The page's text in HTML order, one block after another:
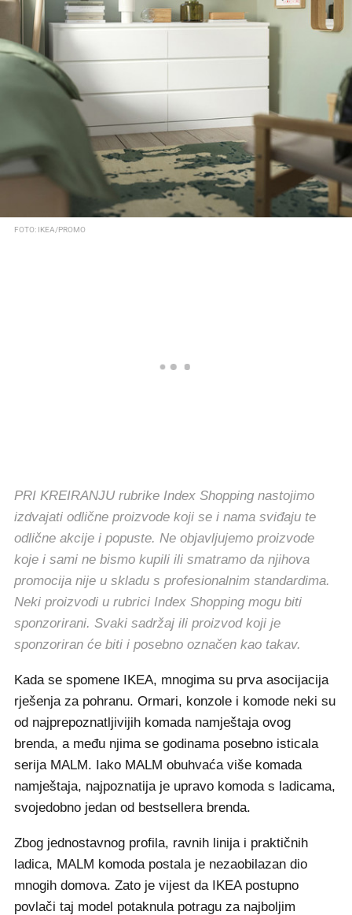
FOTO: IKEA/PROMO
PRI KREIRANJU rubrike Index Shopping nastojimo
izdvajati odlične proizvode koji se i nama sviđaju te
odlične akcije i popuste. Ne objavljujemo proizvode
koje i sami ne bismo kupili ili smatramo da njihova
promocija nije u skladu s profesionalnim standardima.
Neki proizvodi u rubrici Index Shopping mogu biti
sponzorirani. Svaki sadržaj ili proizvod koji je
sponzoriran će biti i posebno označen kao takav.
Kada se spomene IKEA, mnogima su prva asocijacija
rješenja za pohranu. Ormari, konzole i komode neki su
od najprepoznatljivijih komada namještaja ovog
brenda, a među njima se godinama posebno isticala
serija MALM. Iako MALM obuhvaća više komada
namještaja, najpoznatija je upravo komoda s ladicama,
svojedobno jedan od bestsellera brenda.
Zbog jednostavnog profila, ravnih linija i praktičnih
ladica, MALM komoda postala je nezaobilazan dio
mnogih domova. Zato je vijest da IKEA postupno
povlači taj model potaknula potragu za najboljim